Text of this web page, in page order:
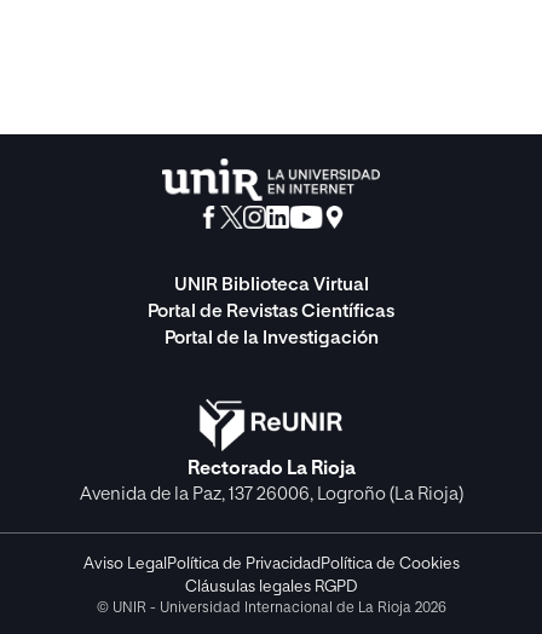
UNIR Biblioteca Virtual
Portal de Revistas Científicas
Portal de la Investigación
Rectorado La Rioja
Avenida de la Paz, 137 26006, Logroño (La Rioja)
Aviso Legal Política de Privacidad Política de Cookies
Cláusulas legales RGPD
© UNIR - Universidad Internacional de La Rioja 2026